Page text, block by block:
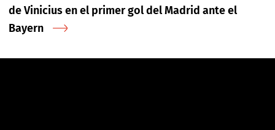
de Vinicius en el primer gol del Madrid ante el
Bayern